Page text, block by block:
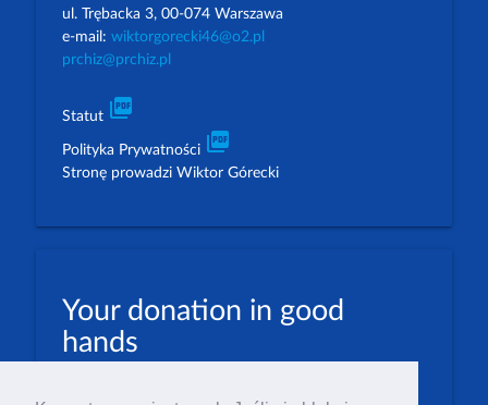
ul. Trębacka 3, 00-074 Warszawa
e-mail: wiktorgorecki46@o2.pl
prchiz@prchiz.pl
Statut picture_as_pdf
Polityka Prywatności picture_as_pdf
Stronę prowadzi Wiktor Górecki
Your donation in good
hands